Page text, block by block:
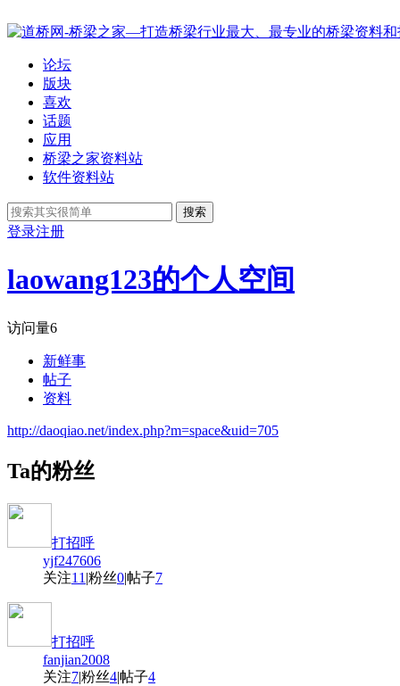
论坛
版块
喜欢
话题
应用
桥梁之家资料站
软件资料站
搜索
登录注册
laowang123的个人空间
访问量6
新鲜事
帖子
资料
http://daoqiao.net/index.php?m=space&uid=705
Ta的粉丝
打招呼
yjf247606
关注11 |粉丝0|帖子7
打招呼
fanjian2008
关注7|粉丝4|帖子4